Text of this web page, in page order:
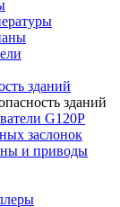
зданий
зданий
G120P
заслонок
и приводы